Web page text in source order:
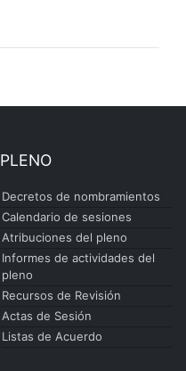
PLENO
Decretos de nombramientos
Calendario de sesiones
Atribuciones del pleno
Informes de actividades del
pleno
Recursos de Revisión
Actas de Sesión
Listas de Acuerdo